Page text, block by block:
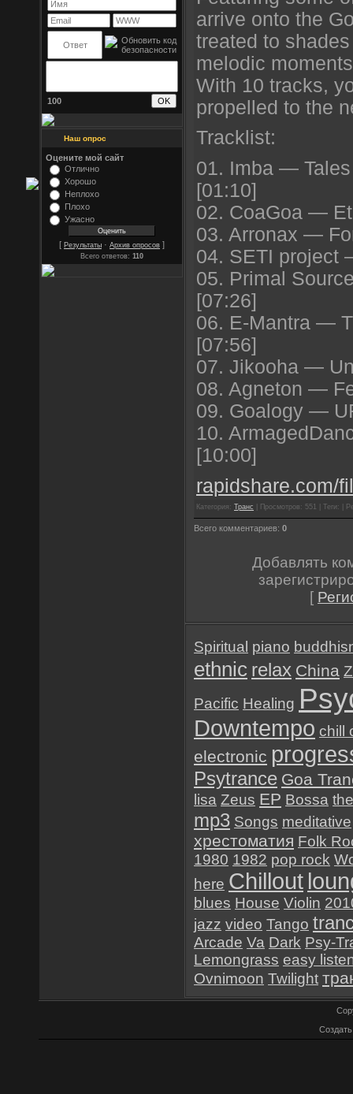
100
Наш опрос
Оцените мой сайт
Отлично
Хорошо
Неплохо
Плохо
Ужасно
[ Результаты · Архив опросов ]
Всего ответов: 110
arrive onto the
treated to
melodic
With 10 tracks,
propelled to the
Tracklist:
01. Imba —
[01:10]
02. CoaGoa —
03. Arronax —
04. SETI project
05. Primal
[07:26]
06. E-Mantra —
[07:56]
07. Jikooha —
08. Agneton —
09. Goalogy —
10.
[10:00]
rapidshare.com/
Категория: Транс | Просмотров: 551 | Теги: |
Всего комментариев: 0
Добавлять
[
Spiritual piano
ethnic relax China
Pacific Healing
Downtempo chill
electronic
Psytrance Goa
lisa Zeus EP Bossa the
mp3 Songs meditative
хрестоматия Folk
1980 1982 pop rock
here Chillout
blues House Violin
jazz video Tango
Arcade Va Dark Psy-
Lemongrass easy
Ovnimoon Twilight